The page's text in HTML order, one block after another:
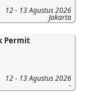
12 - 13 Agustus 2026
Jakarta
Permit
12 - 13 Agustus 2026
-